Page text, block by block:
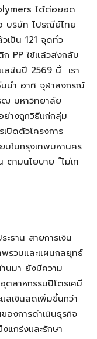
ได้ต่อยอด
บริษัท ไปรณีย์ไทย
เป็น 121 จุดทั่ว
ก PP ใช้แล้วส่งกลับ
ละในปี 2569 นี้ เรา
นำ อาทิ จุฬาลงกรณ์
ฒ มหาวิทยาลัย
ย่างถูกวิธีแก่กลุ่ม
ปิดตัวโครงการ
มในกรุงเทพมหานคร
ตามนโยบาย “ไม่เท
ธาน สายการเงิน
รวมและแผนกลยุทธ์
นมา ยังมีความ
ตสาหกรรมปิโตรเคมี
เงินสดเพิ่มขึ้นกว่า
องการดำเนินธุรกิจ
แกร่งและรักษา